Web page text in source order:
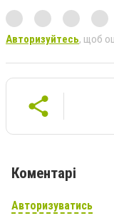
Авторизуйтесь, щоб
Коментарі
Авторизуватись